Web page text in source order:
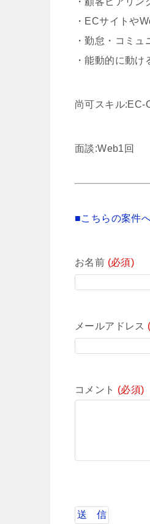
・ECサイトや
・勤怠・コミ
・能動的に動け
尚可スキル:EC-
面談:Web1回
■こちらの案件
お名前 (必須)
メールアドレス
コメント (必須)